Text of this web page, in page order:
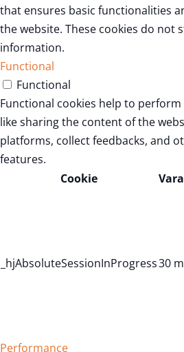
that ensures basic functionalities
the website. These cookies do not
information.
Functional
Functional
Functional cookies help to
like sharing the content of the
platforms, collect feedbacks, and
features.
Cookie
_hjAbsoluteSessionInProgress30
Performance